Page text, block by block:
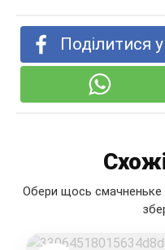
Поділитися
Обери щось смачненьке